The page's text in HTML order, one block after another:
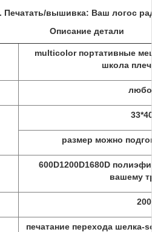
Печатать/вышивка: Ваш логос
Описание детали
multicolor портативные
школа
размер можно
600D1200D1680D
вашему
печатание перехода